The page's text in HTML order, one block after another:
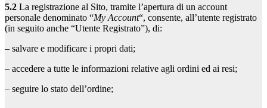
5.2 La registrazione al Sito, tramite l’apertura di un account
personale denominato “My Account“, consente, all’utente registrato
(in seguito anche “Utente Registrato”), di:
– salvare e modificare i propri dati;
– accedere a tutte le informazioni relative agli ordini ed ai resi;
– seguire lo stato dell’ordine;